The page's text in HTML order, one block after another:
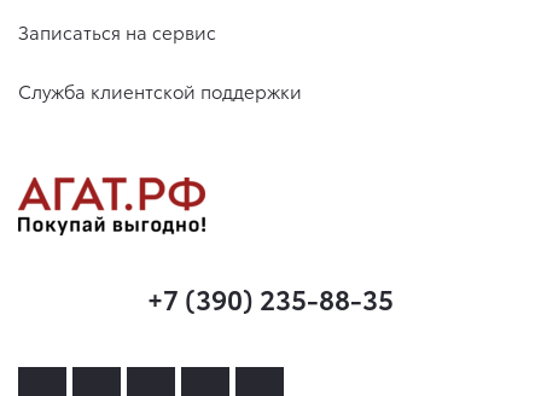
Записаться на сервис
Служба клиентской поддержки
+7 (390) 235-88-35